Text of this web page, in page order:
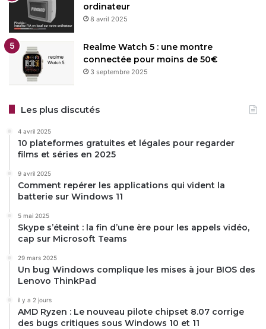
ordinateur
8 avril 2025
Realme Watch 5 : une montre
connectée pour moins de 50€
3 septembre 2025
Les plus discutés
4 avril 2025
10 plateformes gratuites et légales pour regarder
films et séries en 2025
9 avril 2025
Comment repérer les applications qui vident la
batterie sur Windows 11
5 mai 2025
Skype s’éteint : la fin d’une ère pour les appels vidéo,
cap sur Microsoft Teams
29 mars 2025
Un bug Windows complique les mises à jour BIOS des
Lenovo ThinkPad
il y a 2 jours
AMD Ryzen : Le nouveau pilote chipset 8.07 corrige
des bugs critiques sous Windows 10 et 11